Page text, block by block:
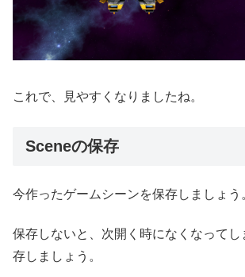
これで、見やすくなりましたね。
Sceneの保存
今作ったゲームシーンを保存しましょう
保存しないと、次開く時になくなってし
存しましょう。